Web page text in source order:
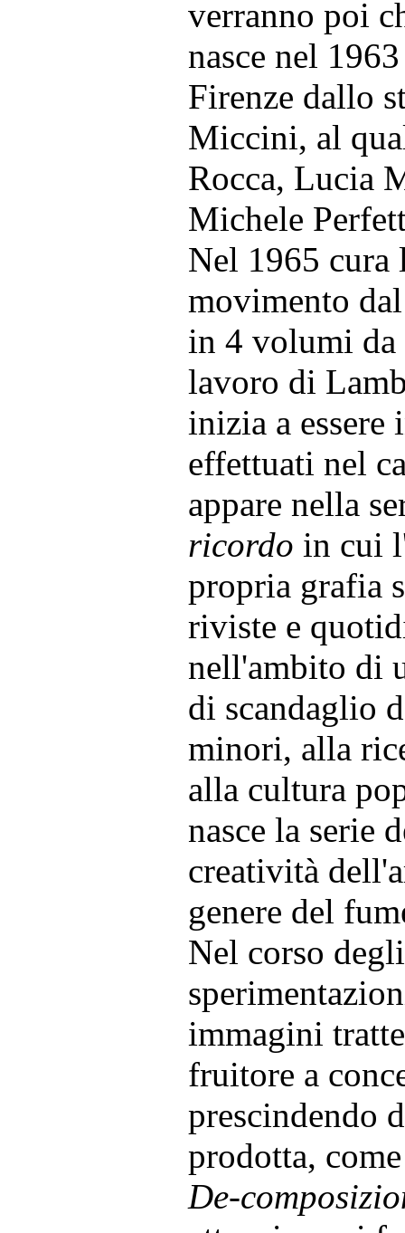
verranno poi
nasce nel
Firenze dallo
Miccini, al
Rocca, Lucia
Michele
Nel 1965 cura
movimento
in 4 volumi
lavoro di
inizia a
effettuati nel
appare nella
ricordo in cui
propria grafia
riviste e
nell'ambito di
di scandaglio
minori, alla
alla cultura
nasce la serie
creatività
genere del
Nel corso
immagini
fruitore a
prescindendo
prodotta,
De-